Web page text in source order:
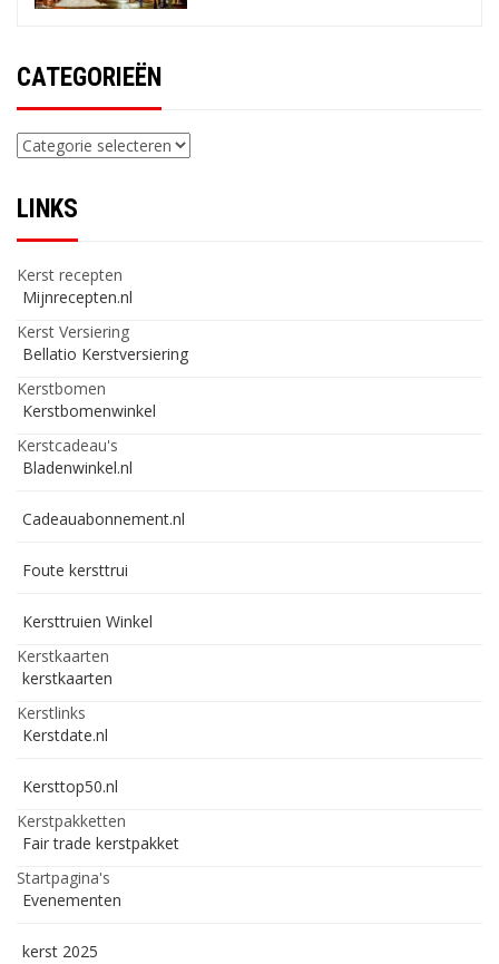
CATEGORIEËN
Categorieën
LINKS
Kerst recepten
Mijnrecepten.nl
Kerst Versiering
Bellatio Kerstversiering
Kerstbomen
Kerstbomenwinkel
Kerstcadeau's
Bladenwinkel.nl
Cadeauabonnement.nl
Foute kersttrui
Kersttruien Winkel
Kerstkaarten
kerstkaarten
Kerstlinks
Kerstdate.nl
Kersttop50.nl
Kerstpakketten
Fair trade kerstpakket
Startpagina's
Evenementen
kerst 2025